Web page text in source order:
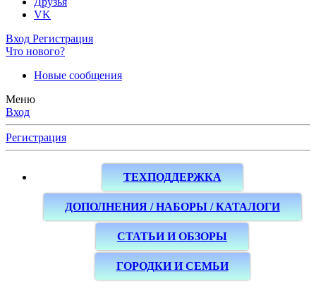
VK
Вход Регистрация
Что нового?
Новые сообщения
Меню
Вход
Регистрация
ТЕХПОДДЕРЖКА
ДОПОЛНЕНИЯ / НАБОРЫ / КАТАЛОГИ
СТАТЬИ И ОБЗОРЫ
ГОРОДКИ И СЕМЬИ